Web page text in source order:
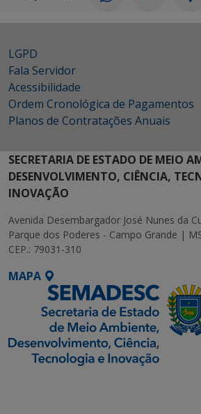
LGPD
Fala Servidor
Acessibilidade
Ordem Cronológica de Pagamentos
Planos de Contratações Anuais
SECRETARIA DE ESTADO DE MEIO
DESENVOLVIMENTO, CIÊNCIA,
INOVAÇÃO
Avenida Desembargador José Nunes da
Parque dos Poderes - Campo Grande |
CEP.: 79031-310
MAPA